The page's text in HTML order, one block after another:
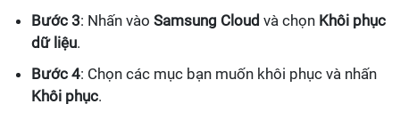
Bước 3: Nhấn vào Samsung Cloud và chọn Khôi phục
dữ liệu.
Bước 4: Chọn các mục bạn muốn khôi phục và nhấn
Khôi phục.